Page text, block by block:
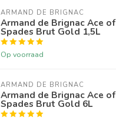
ARMAND DE BRIGNAC
Armand de Brignac Ace of
Spades Brut Gold 1,5L
Op voorraad
ARMAND DE BRIGNAC
Armand de Brignac Ace of
Spades Brut Gold 6L